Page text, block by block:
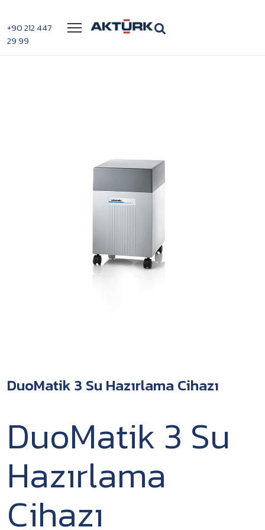
+90 212 447
29 99
Menü
DuoMatik 3 Su Hazırlama Cihazı
DuoMatik 3 Su
Hazırlama
Cihazı